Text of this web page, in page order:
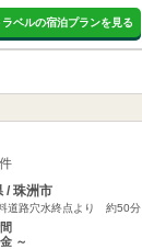
ベルの宿泊プランを見る
/ 珠洲市
道路穴水終点より 約50分
～